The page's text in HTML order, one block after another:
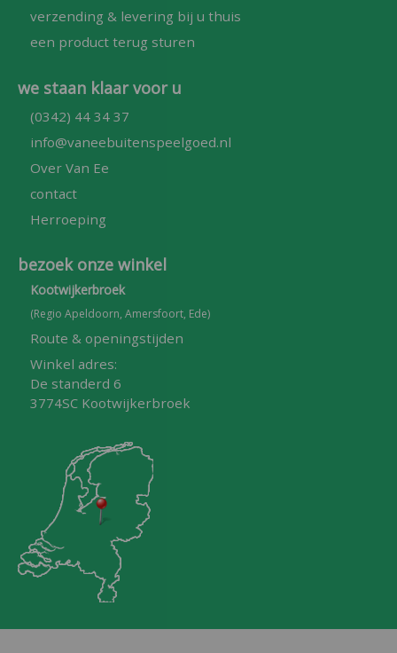
verzending & levering bij u thuis
een product terug sturen
we staan klaar voor u
(0342) 44 34 37
info@vaneebuitenspeelgoed.nl
Over Van Ee
contact
Herroeping
bezoek onze winkel
Kootwijkerbroek
(Regio Apeldoorn, Amersfoort, Ede)
Route & openingstijden
Winkel adres:
De standerd 6
3774SC Kootwijkerbroek